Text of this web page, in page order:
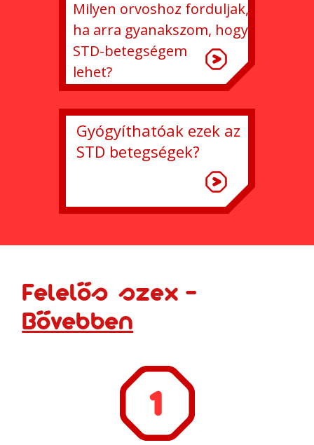
Milyen orvoshoz forduljak,
ha arra gyanakszom, hogy
STD-betegségem
lehet?
Gyógyíthatóak ezek az
STD betegségek?
Felelős szex -
Bővebben